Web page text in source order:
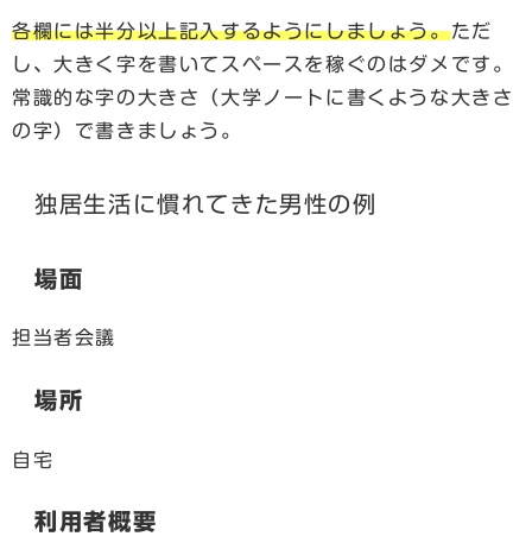
各欄には半分以上記入するようにしましょう。ただ
し、大きく字を書いてスペースを稼ぐのはダメです。
常識的な字の大きさ（大学ノートに書くような大きさ
の字）で書きましょう。
独居生活に慣れてきた男性の例
場面
担当者会議
場所
自宅
利用者概要